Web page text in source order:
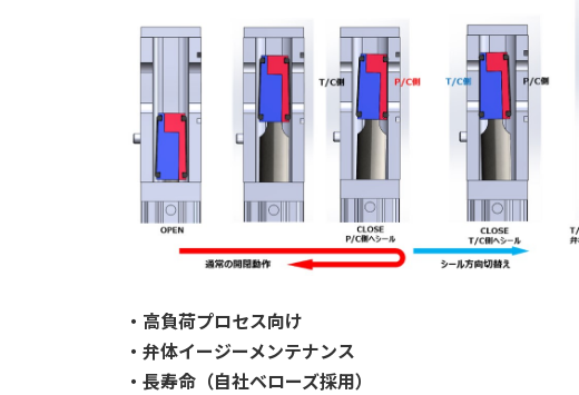
・高負荷プロセス向け
・弁体イージーメンテナンス
・長寿命（自社ベローズ採用）